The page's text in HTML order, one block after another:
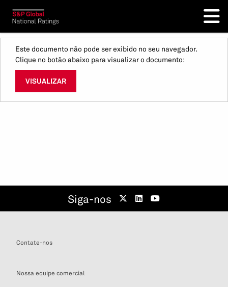
Este documento não pode ser exibido no seu navegador.
Clique no botão abaixo para visualizar o documento:
VISUALIZAR
Siga-nos
Contate-nos
Nossa equipe comercial